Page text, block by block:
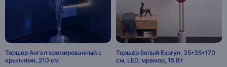
Торшер Ангел хромированный с
крыльями, 210 см
Торшер белый Espryn, 35*35*170
см, LED, мрамор, 15 Вт